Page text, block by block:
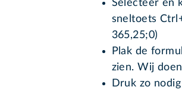
Selecteer en
sneltoets
365,25;0)
Plak de
zien. Wij
Druk zo